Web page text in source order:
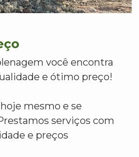
você encontra
e ótimo preço!
mesmo e se
serviços com
e preços